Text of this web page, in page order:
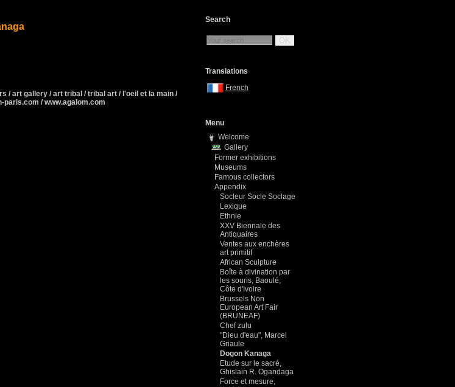
/ art gallery / art tribal / tribal art / l'oeil et la main /
/ www.agalom.com
Search
OK
Translations
French
Menu
Welcome
Gallery
Former exhibitions
Museums
Famous collectors
Appendix
Socleur Socle Soclage
Lexique
Ethnie
XXV Biennale des
Antiquaires
Ventes aux enchères
art primitif
African Sculpture
Boîte à divination par
les souris, Baoulé,
Côte d'Ivoire
Brussels Non
European Art Fair
(BRUNEAF)
Chef zulu
"Dieu d'eau", Marcel
Griaule
Dogon Kanaga
Etude sur le sacré,
Ghislain R. Ogandaga
Force et mesure,